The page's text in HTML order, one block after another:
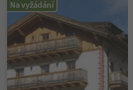
Na vyžádání